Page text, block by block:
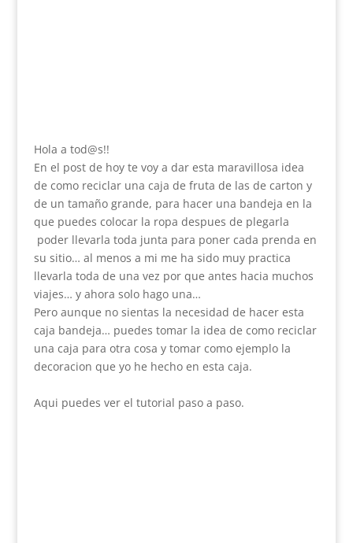
Hola a tod@s!!
En el post de hoy te voy a dar esta maravillosa idea
de como reciclar una caja de fruta de las de carton y
de un tamaño grande, para hacer una bandeja en la
que puedes colocar la ropa despues de plegarla
poder llevarla toda junta para poner cada prenda en
su sitio… al menos a mi me ha sido muy practica
llevarla toda de una vez por que antes hacia muchos
viajes… y ahora solo hago una…
Pero aunque no sientas la necesidad de hacer esta
caja bandeja… puedes tomar la idea de como reciclar
una caja para otra cosa y tomar como ejemplo la
decoracion que yo he hecho en esta caja.
Aqui puedes ver el tutorial paso a paso.